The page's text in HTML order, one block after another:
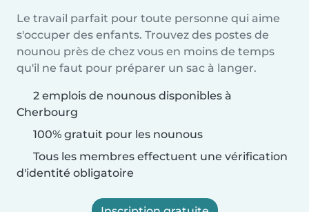
Le travail parfait pour toute personne qui aime
s'occuper des enfants. Trouvez des postes de
nounou près de chez vous en moins de temps
qu'il ne faut pour préparer un sac à langer.
2 emplois de nounous disponibles à
Cherbourg
100% gratuit pour les nounous
Tous les membres effectuent une vérification
d'identité obligatoire